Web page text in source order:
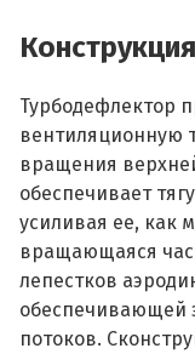
Конструкция
Турбодефлектор
вентиляционную
вращения
обеспечивает
усиливая ее, как
вращающаяся
лепестков
обеспечивающей
потоков.